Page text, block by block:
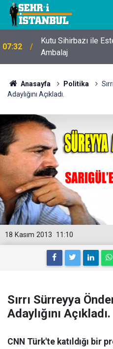
07:32
Kutu Sihirbazı ile
Ambalaj
Anasayfa Politika
Adaylığını Açıkladı.
11:10
18 Kasım 2013
Sırrı Sürreyya
Adaylığını Açıkladı.
CNN Türk'te katıldığı bir